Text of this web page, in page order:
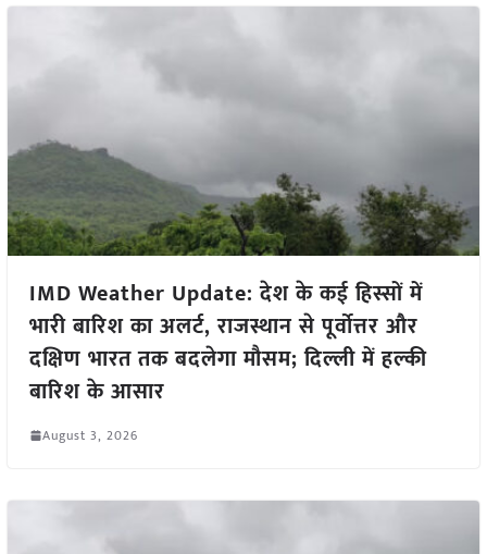
IMD Weather Update: देश के कई हिस्सों में
भारी बारिश का अलर्ट, राजस्थान से पूर्वोत्तर और
दक्षिण भारत तक बदलेगा मौसम; दिल्ली में हल्की
बारिश के आसार
August 3, 2026